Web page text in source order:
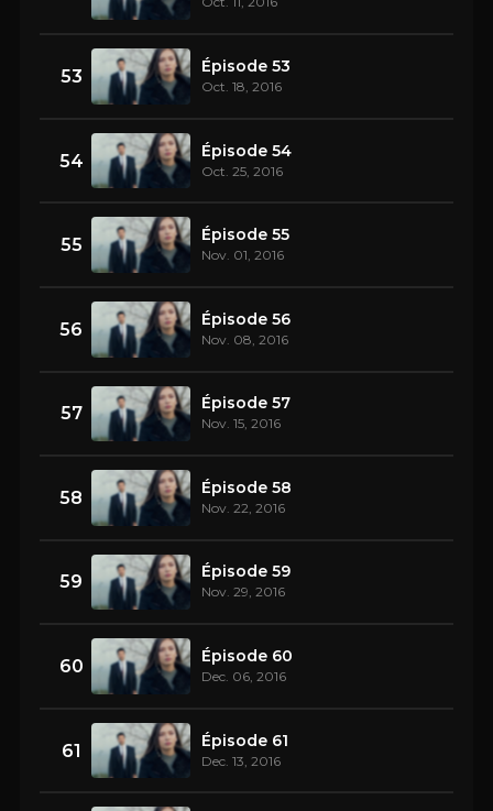
53 Épisode 53
Oct. 18, 2016
54 Épisode 54
Oct. 25, 2016
55 Épisode 55
Nov. 01, 2016
56 Épisode 56
Nov. 08, 2016
57 Épisode 57
Nov. 15, 2016
58 Épisode 58
Nov. 22, 2016
59 Épisode 59
Nov. 29, 2016
60 Épisode 60
Dec. 06, 2016
61 Épisode 61
Dec. 13, 2016